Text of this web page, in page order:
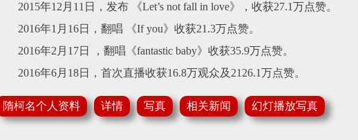
2015年12月11日，发布 《Let’s not fall in love》，收获27.1万点赞。
2016年1月16日，翻唱 《If you》收获21.3万点赞。
2016年2月17日 ，翻唱《fantastic baby》收获35.9万点赞。
2016年6月18日，首次直播收获16.8万观众及2126.1万点赞。
年8月10日，发布第一支个人单曲《引力波》。
年6月8日，隋柯名《火王》开机献荧屏处女秀。
隋柯名个人资料 详情 写真 相关新闻 幻灯播放写真